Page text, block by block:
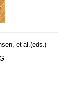
et al.(eds.)